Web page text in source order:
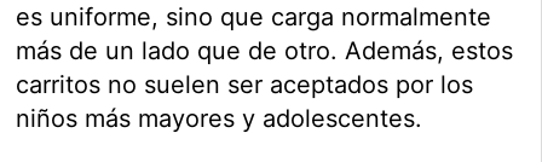
es uniforme, sino que carga normalmente
más de un lado que de otro. Además, estos
carritos no suelen ser aceptados por los
niños más mayores y adolescentes.